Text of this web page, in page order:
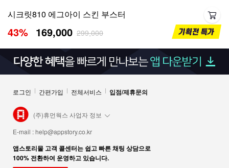
시크릿810 에그아이 스킨 부스터
43% 169,000 299,000
로그인 간편가입 전체서비스 입점/제휴문의
(주)휴먼웍스 사업자 정보
E-mail :help@appstory.co.kr
앱스토리몰 고객 콜센터는 쉽고 빠른 채팅 상담으로
100% 전환하여 운영하고 있습니다.